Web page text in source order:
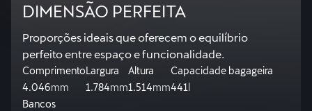
DIMENSÃO PERFEITA
Proporções ideais que oferecem o equilíbrio
perfeito entre espaço e funcionalidade.
Comprimento
4.046mm
Largura
1.784mm
Altura
1.514mm
Capacidade bagageira
441l
Bancos